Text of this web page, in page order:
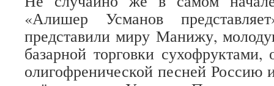
«Алишер Усманов
представили миру Манижу,
базарной торговки
олигофренической песней